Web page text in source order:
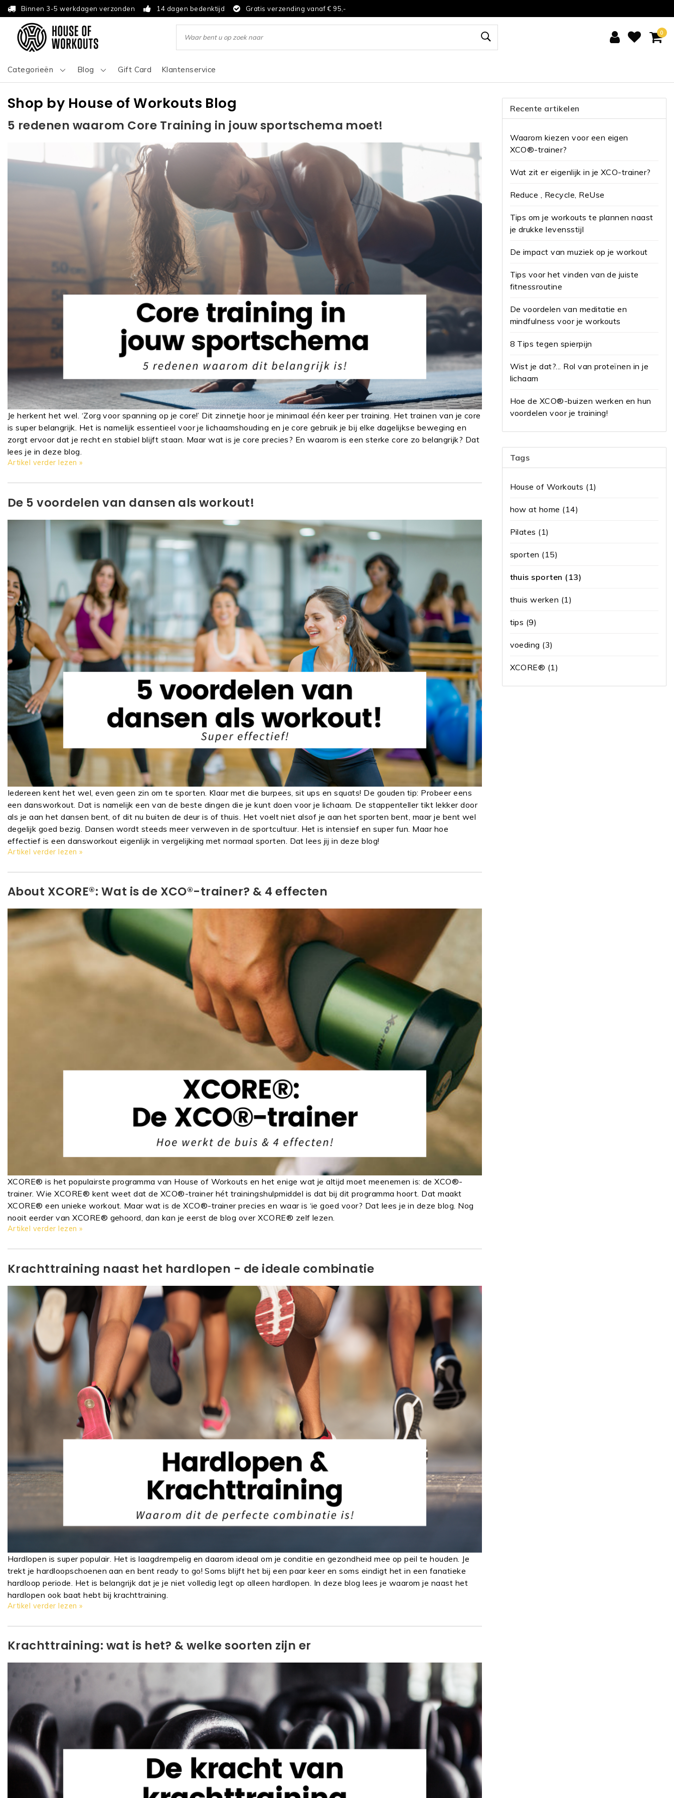
Binnen 3-5 werkdagen verzonden 14 dagen bedenktijd Gratis verzending vanaf € 95,-
0
Categorieën Blog Gift Card Klantenservice
Shop by House of Workouts Blog
5 redenen waarom Core Training in jouw sportschema moet!
Je herkent het wel. ‘Zorg voor spanning op je core!’ Dit zinnetje hoor je minimaal één keer per training. Het trainen van je core
is super belangrijk. Het is namelijk essentieel voor je lichaamshouding en je core gebruik je bij elke dagelijkse beweging en
zorgt ervoor dat je recht en stabiel blijft staan. Maar wat is je core precies? En waarom is een sterke core zo belangrijk? Dat
lees je in deze blog.
Artikel verder lezen »
De 5 voordelen van dansen als workout!
Iedereen kent het wel, even geen zin om te sporten. Klaar met die burpees, sit ups en squats! De gouden tip: Probeer eens
een dansworkout. Dat is namelijk een van de beste dingen die je kunt doen voor je lichaam. De stappenteller tikt lekker door
als je aan het dansen bent, of dit nu buiten de deur is of thuis. Het voelt niet alsof je aan het sporten bent, maar je bent wel
degelijk goed bezig. Dansen wordt steeds meer verweven in de sportcultuur. Het is intensief en super fun. Maar hoe
effectief is een dansworkout eigenlijk in vergelijking met normaal sporten. Dat lees jij in deze blog!
Artikel verder lezen »
About XCORE®: Wat is de XCO®-trainer? & 4 effecten
XCORE® is het populairste programma van House of Workouts en het enige wat je altijd moet meenemen is: de XCO®-
trainer. Wie XCORE® kent weet dat de XCO®-trainer hét trainingshulpmiddel is dat bij dit programma hoort. Dat maakt
XCORE® een unieke workout. Maar wat is de XCO®-trainer precies en waar is ‘ie goed voor? Dat lees je in deze blog. Nog
nooit eerder van XCORE® gehoord, dan kan je eerst de blog over XCORE® zelf lezen.
Artikel verder lezen »
Krachttraining naast het hardlopen - de ideale combinatie
Hardlopen is super populair. Het is laagdrempelig en daarom ideaal om je conditie en gezondheid mee op peil te houden. Je
trekt je hardloopschoenen aan en bent ready to go! Soms blijft het bij een paar keer en soms eindigt het in een fanatieke
hardloop periode. Het is belangrijk dat je je niet volledig legt op alleen hardlopen. In deze blog lees je waarom je naast het
hardlopen ook baat hebt bij krachttraining.
Artikel verder lezen »
Krachttraining: wat is het? & welke soorten zijn er
Recente artikelen
Waarom kiezen voor een eigen
XCO®-trainer?
Wat zit er eigenlijk in je XCO-trainer?
Reduce , Recycle, ReUse
Tips om je workouts te plannen naast
je drukke levensstijl
De impact van muziek op je workout
Tips voor het vinden van de juiste
fitnessroutine
De voordelen van meditatie en
mindfulness voor je workouts
8 Tips tegen spierpijn
Wist je dat?... Rol van proteïnen in je
lichaam
Hoe de XCO®-buizen werken en hun
voordelen voor je training!
Tags
House of Workouts (1)
how at home (14)
Pilates (1)
sporten (15)
thuis sporten (13)
thuis werken (1)
tips (9)
voeding (3)
XCORE® (1)